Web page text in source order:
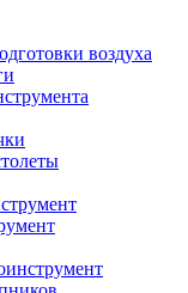
воздуха